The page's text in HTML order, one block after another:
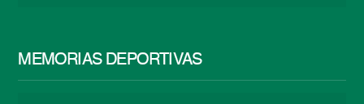
MEMORIAS DEPORTIVAS